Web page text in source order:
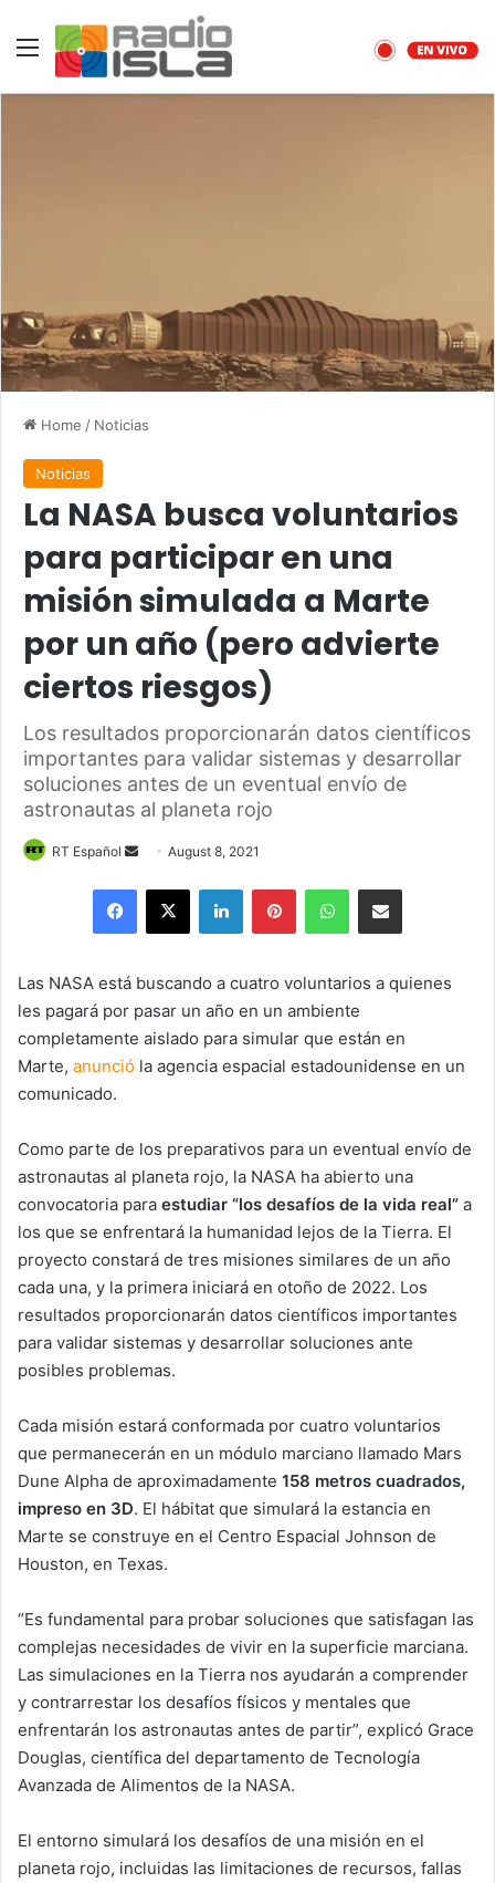
Menu
Home / Noticias
Noticias
La NASA busca voluntarios
para participar en una
misión simulada a Marte
por un año (pero advierte
ciertos riesgos)
Los resultados proporcionarán datos científicos
importantes para validar sistemas y desarrollar
soluciones antes de un eventual envío de
astronautas al planeta rojo
RT Español
Send
email
August 8, 2021
Facebook
X LinkedInPinterestWhatsAppShare via Email
Las NASA está buscando a cuatro voluntarios a quienes
les pagará por pasar un año en un ambiente
completamente aislado para simular que están en
Marte, anunció la agencia espacial estadounidense en un
comunicado.
Como parte de los preparativos para un eventual envío de
astronautas al planeta rojo, la NASA ha abierto una
convocatoria para estudiar “los desafíos de la vida real” a
los que se enfrentará la humanidad lejos de la Tierra. El
proyecto constará de tres misiones similares de un año
cada una, y la primera iniciará en otoño de 2022. Los
resultados proporcionarán datos científicos importantes
para validar sistemas y desarrollar soluciones ante
posibles problemas.
Cada misión estará conformada por cuatro voluntarios
que permanecerán en un módulo marciano llamado Mars
Dune Alpha de aproximadamente 158 metros cuadrados,
impreso en 3D. El hábitat que simulará la estancia en
Marte se construye en el Centro Espacial Johnson de
Houston, en Texas.
“Es fundamental para probar soluciones que satisfagan las
complejas necesidades de vivir en la superficie marciana.
Las simulaciones en la Tierra nos ayudarán a comprender
y contrarrestar los desafíos físicos y mentales que
enfrentarán los astronautas antes de partir”, explicó Grace
Douglas, científica del departamento de Tecnología
Avanzada de Alimentos de la NASA.
El entorno simulará los desafíos de una misión en el
planeta rojo, incluidas las limitaciones de recursos, fallas